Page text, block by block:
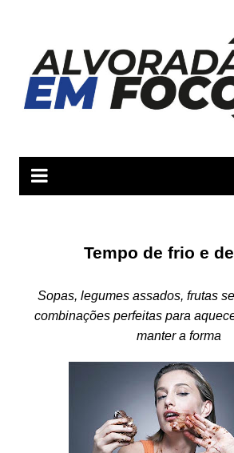
conteúdo
Tempo de frio e
Sopas, legumes assados, frutas
combinações perfeitas para
manter a forma